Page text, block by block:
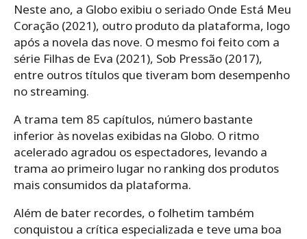
Neste ano, a Globo exibiu o seriado Onde Está Meu
Coração (2021), outro produto da plataforma, logo
após a novela das nove. O mesmo foi feito com a
série Filhas de Eva (2021), Sob Pressão (2017),
entre outros títulos que tiveram bom desempenho
no streaming.
A trama tem 85 capítulos, número bastante
inferior às novelas exibidas na Globo. O ritmo
acelerado agradou os espectadores, levando a
trama ao primeiro lugar no ranking dos produtos
mais consumidos da plataforma.
Além de bater recordes, o folhetim também
conquistou a crítica especializada e teve uma boa